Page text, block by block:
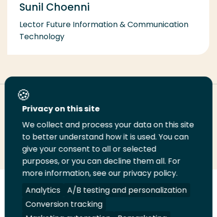
Sunil Choenni
Lector Future Information & Communication
Technology
Deel deze pagina
Deel
LinkedIn
Deel
op
Twitter
Deel
op
Facebook
Email
deze
pagina
Print
deze
pagina
Volg
ons
op
Volg
ons
op
Volg
ons
op
Volg
ons
op
Juridisch Security A-Z Index Contact
Privacy on this site
We collect and process your data on this site
to better understand how it is used. You can
give your consent to all or selected
purposes, or you can decline them all. For
more information, see our privacy policy.
Analytics
A/B testing and personalization
Conversion tracking